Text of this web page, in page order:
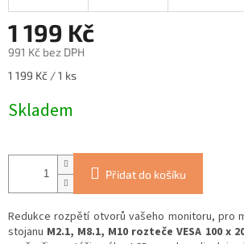
1 199 Kč
991 Kč bez DPH
Měrná
1 199 Kč / 1 ks
Skladem
Přidat do košíku
Redukce rozpětí otvorů vašeho monitoru, pro
stojanu M2.1, M8.1, M10 rozteče VESA 100 x